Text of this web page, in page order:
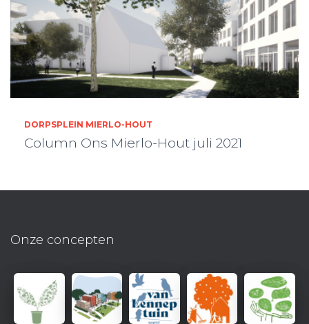
DORPSPLEIN MIERLO-HOUT
Column Ons Mierlo-Hout juli 2021
Onze concepten